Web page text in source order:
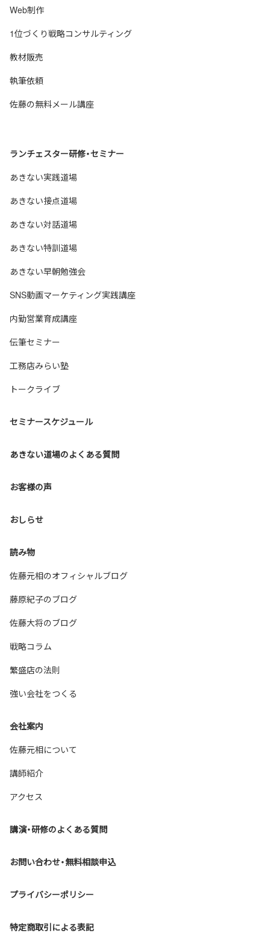
Web制作
1位づくり戦略コンサルティング
教材販売
執筆依頼
佐藤の無料メール講座
ランチェスター研修・セミナー
あきない実践道場
あきない接点道場
あきない対話道場
あきない特訓道場
あきない早朝勉強会
SNS動画マーケティング実践講座
内勤営業育成講座
伝筆セミナー
工務店みらい塾
トークライブ
セミナースケジュール
あきない道場のよくある質問
お客様の声
おしらせ
読み物
佐藤元相のオフィシャルブログ
藤原紀子のブログ
佐藤大将のブログ
戦略コラム
繁盛店の法則
強い会社をつくる
会社案内
佐藤元相について
講師紹介
アクセス
講演・研修のよくある質問
お問い合わせ・無料相談申込
プライバシーポリシー
特定商取引による表記